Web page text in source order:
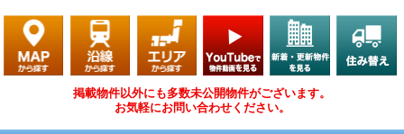
掲載物件以外にも多数未公開物件がございます。
お気軽にお問い合わせください。